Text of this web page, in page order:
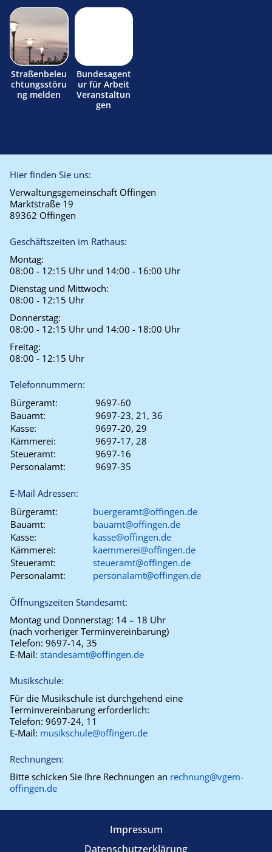
Straßenbeleu
chtungsstöru
ng melden
Bundesagent
ur für Arbeit
Veranstaltun
gen
Hier finden Sie uns:
Verwaltungsgemeinschaft Offingen
Marktstraße 19
89362 Offingen
Geschäftszeiten im Rathaus:
Montag:
08:00 - 12:15 Uhr und 14:00 - 16:00 Uhr
Dienstag und Mittwoch:
08:00 - 12:15 Uhr
Donnerstag:
08:00 - 12:15 Uhr und 14:00 - 18:00 Uhr
Freitag:
08:00 - 12:15 Uhr
Telefonnummern:
Bürgeramt:
9697-60
Bauamt:
9697-23, 21, 36
Kasse:
9697-20, 29
Kämmerei:
9697-17, 28
Steueramt:
9697-16
Personalamt:
9697-35
E-Mail Adressen:
Bürgeramt:
buergeramt@offingen.de
Bauamt:
bauamt@offingen.de
Kasse:
kasse@offingen.de
Kämmerei:
kaemmerei@offingen.de
Steueramt:
steueramt@offingen.de
Personalamt:
personalamt@offingen.de
Öffnungszeiten Standesamt:
Montag und Donnerstag: 14 – 18 Uhr
(nach vorheriger Terminvereinbarung)
Telefon: 9697-14, 35
E-Mail: standesamt@offingen.de
Musikschule:
Für die Musikschule ist durchgehend eine
Terminvereinbarung erforderlich:
Telefon: 9697-24, 11
E-Mail: musikschule@offingen.de
Rechnungen:
Bitte schicken Sie Ihre Rechnungen an rechnung@vgem-
offingen.de
Impressum
Datenschutzerklärung